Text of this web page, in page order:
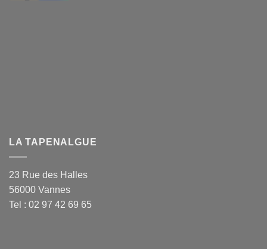
LA TAPENALGUE
23 Rue des Halles
56000 Vannes
Tel : 02 97 42 69 65